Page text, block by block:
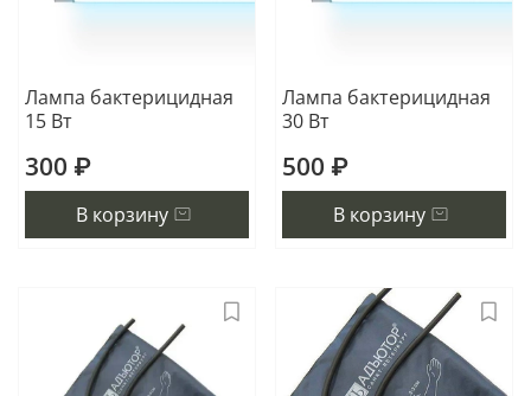
Лампа бактерицидная
15 Вт
300 ₽
В корзину
Лампа бактерицидная
30 Вт
500 ₽
В корзину